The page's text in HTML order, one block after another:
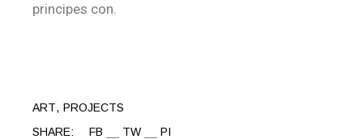
principes con.
ART
PROJECTS
SHARE:
FB TW PI